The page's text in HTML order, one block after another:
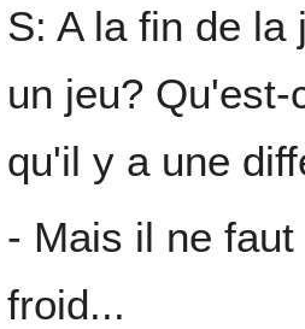
S: A la fin de
un jeu?
qu'il y a une
- Mais il ne
froid...